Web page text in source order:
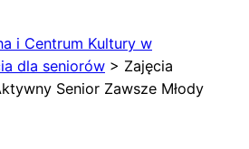
i Centrum Kultury w
dla seniorów > Zajęcia
Senior Zawsze Młody